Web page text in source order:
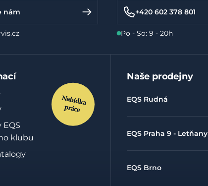
nám +420 602 378 801
Po - So: 9 - 20h
klubu
Naše prodejny
EQS Rudná
EQS Praha 9 - Letňany
EQS Brno